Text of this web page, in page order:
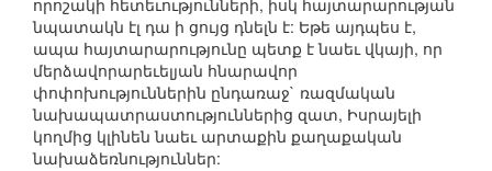
որոշակի հետեւությունների, իսկ հայտարարության
նպատակն էլ դա ի ցույց դնելն է: Եթե այդպես է,
ապա հայտարարությունը պետք է նաեւ վկայի, որ
մերձավորարեւելյան հնարավոր
փոփոխություններին ընդառաջ` ռազմական
նախապատրաստություններից զատ, Իսրայելի
կողմից կլինեն նաեւ արտաքին քաղաքական
նախաձեռնություններ: